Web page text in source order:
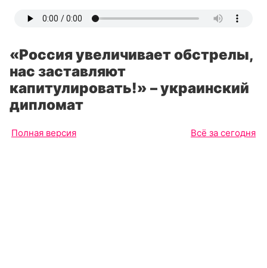
«Россия увеличивает обстрелы,
нас заставляют
капитулировать!» – украинский
дипломат
Полная версия Всё за сегодня